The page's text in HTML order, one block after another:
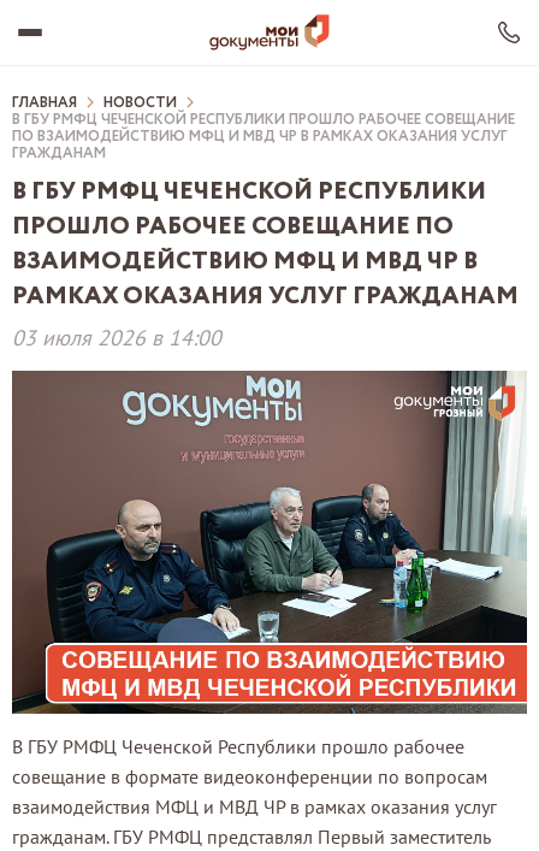
О ЦЕНТРЕ
РЦО
УСЛУГИ
ВАКАНСИИ
ДЛЯ ТУРИСТОВ ЧР
НОВОСТИ
Сохранить ВК
ГЛАВНАЯ
НОВОСТИ
В ГБУ РМФЦ ЧЕЧЕНСКОЙ РЕСПУБЛИКИ ПРОШЛО РАБОЧЕЕ СОВЕЩАНИЕ
ПО ВЗАИМОДЕЙСТВИЮ МФЦ И МВД ЧР В РАМКАХ ОКАЗАНИЯ УСЛУГ
ГРАЖДАНАМ
В ГБУ РМФЦ ЧЕЧЕНСКОЙ РЕСПУБЛИКИ
ПРОШЛО РАБОЧЕЕ СОВЕЩАНИЕ ПО
ВЗАИМОДЕЙСТВИЮ МФЦ И МВД ЧР В
РАМКАХ ОКАЗАНИЯ УСЛУГ ГРАЖДАНАМ
03 июля 2026 в 14:00
В ГБУ РМФЦ Чеченской Республики прошло рабочее
совещание в формате видеоконференции по вопросам
взаимодействия МФЦ и МВД ЧР в рамках оказания услуг
гражданам. ГБУ РМФЦ представлял Первый заместитель